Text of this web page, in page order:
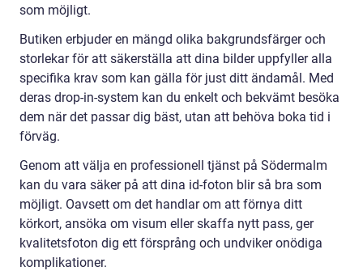
som möjligt.
Butiken erbjuder en mängd olika bakgrundsfärger och
storlekar för att säkerställa att dina bilder uppfyller alla
specifika krav som kan gälla för just ditt ändamål. Med
deras drop-in-system kan du enkelt och bekvämt besöka
dem när det passar dig bäst, utan att behöva boka tid i
förväg.
Genom att välja en professionell tjänst på Södermalm
kan du vara säker på att dina id-foton blir så bra som
möjligt. Oavsett om det handlar om att förnya ditt
körkort, ansöka om visum eller skaffa nytt pass, ger
kvalitetsfoton dig ett försprång och undviker onödiga
komplikationer.